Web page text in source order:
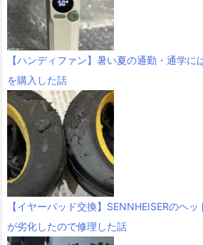
【ハンディファン】暑い夏の通勤・通学に
を購入した話
【イヤーパッド交換】SENNHEISERのヘ
が劣化したので修理した話